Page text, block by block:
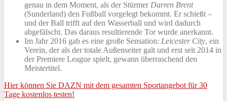
genau in dem Moment, als der Stürmer Darren Brent
(Sunderland) den Fußball vorgelegt bekommt. Er schießt –
und der Ball trifft auf den Wasserball und wird dadurch
abgefälscht. Das daraus resultierende Tor wurde anerkannt.
Im Jahr 2016 gab es eine große Sensation: Leicester City, ein
Verein, der als der totale Außenseiter galt und erst seit 2014 in
der Premiere League spielt, gewann überraschend den
Meistertitel.
Hier können Sie DAZN mit dem gesamten Sportangebot für 30
Tage kostenlos testen!